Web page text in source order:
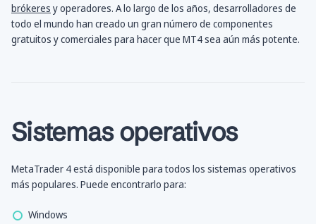
brókeres y operadores. A lo largo de los años, desarrolladores de
todo el mundo han creado un gran número de componentes
gratuitos y comerciales para hacer que MT4 sea aún más potente.
Sistemas operativos
MetaTrader 4 está disponible para todos los sistemas operativos
más populares. Puede encontrarlo para:
Windows